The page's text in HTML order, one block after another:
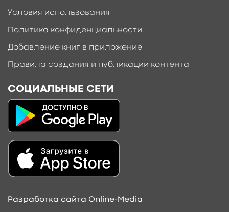
Добавить материал
Условия использования
Политика конфиденциальности
Добавление книг в приложение
Правила создания и публикации контента
СОЦИАЛЬНЫЕ СЕТИ
Разработка сайта Online-Media